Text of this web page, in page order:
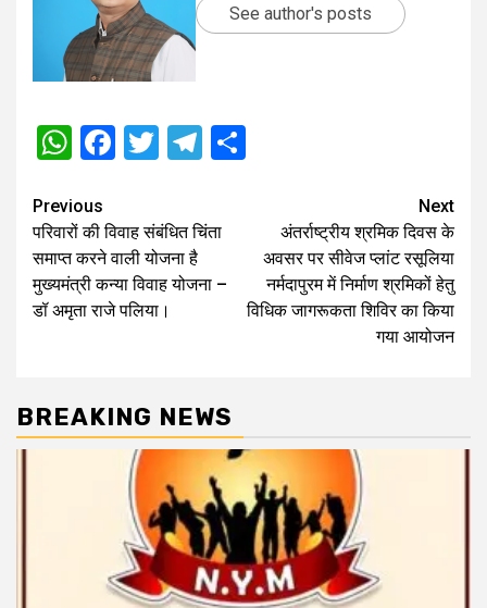
See author's posts
WhatsApp
Facebook
TwitterTelegram
Post
navigation
Previous
परिवारों की विवाह संबंधित चिंता
समाप्त करने वाली योजना है
मुख्यमंत्री कन्या विवाह योजना –
डॉ अमृता राजे पलिया।
Next
अंतर्राष्ट्रीय श्रमिक दिवस के
अवसर पर सीवेज प्लांट रसूलिया
नर्मदापुरम में निर्माण श्रमिकों हेतु
विधिक जागरूकता शिविर का किया
गया आयोजन
BREAKING NEWS